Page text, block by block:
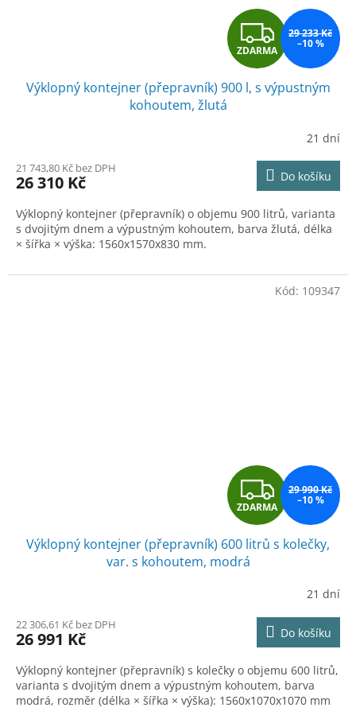
Z
D
A
M
A
ZDARMA
29 233 Kč
–10 %
Výklopný kontejner (přepravník) 900 l, s výpustným
kohoutem, žlutá
21 dní
21 743,80 Kč bez DPH
26 310 Kč Do košíku
Výklopný kontejner (přepravník) o objemu 900 litrů, varianta
s dvojitým dnem a výpustným kohoutem, barva žlutá, délka
× šířka × výška: 1560x1570x830 mm.
Z
D
A
M
A
ZDARMA
29 990 Kč
–10 %
Výklopný kontejner (přepravník) 600 litrů s kolečky,
var. s kohoutem, modrá
21 dní
22 306,61 Kč bez DPH
26 991 Kč Do košíku
Výklopný kontejner (přepravník) s kolečky o objemu 600 litrů,
varianta s dvojitým dnem a výpustným kohoutem, barva
modrá, rozměr (délka × šířka × výška): 1560x1070x1070 mm
Kód: 109347